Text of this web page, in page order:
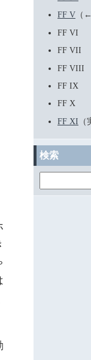
FF V （
FF VI
FF VII
FF VIII
FF IX
FF X
FF XI
検索